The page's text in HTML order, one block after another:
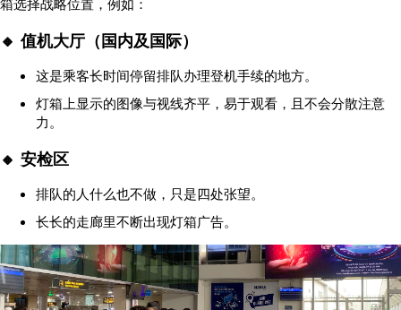
箱选择战略位置，例如：
🔸 值机大厅（国内及国际）
这是乘客长时间停留排队办理登机手续的地方。
灯箱上显示的图像与视线齐平，易于观看，且不会分散注意
力。
🔸 安检区
排队的人什么也不做，只是四处张望。
长长的走廊里不断出现灯箱广告。